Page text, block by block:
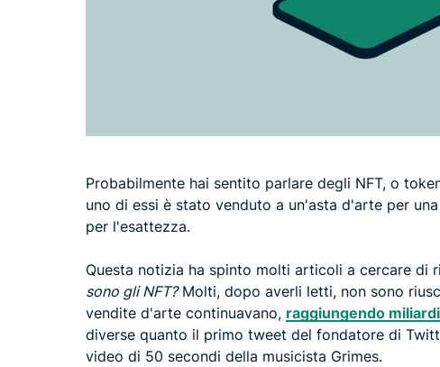
Probabilmente hai sentito parlare degli NFT, o
uno di essi è stato venduto a un'asta d'arte per
per l'esattezza.
Questa notizia ha spinto molti articoli a cercare di
sono gli NFT?Molti, dopo averli letti, non sono
vendite d'arte continuavano, raggiungendo
diverse quanto il primo tweet del fondatore di
video di 50 secondi della musicista Grimes.